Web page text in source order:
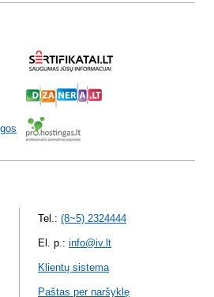
Tel.: (8~5) 2324444
El. p.: info@iv.lt
Klientų sistema
Paštas per naršyklę